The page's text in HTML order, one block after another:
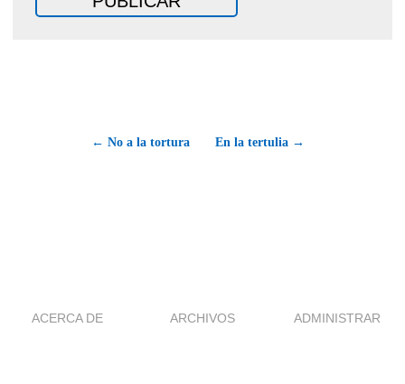
← No a la tortura En la tertulia →
ACERCA DE ARCHIVOS ADMINISTRAR